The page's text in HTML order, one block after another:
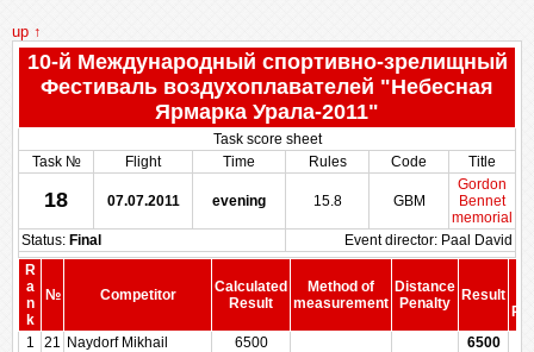
up ↑
10-й Международный спортивно-зрелищный
Фестиваль воздухоплавателей "Небесная
Ярмарка Урала-2011"
Task score sheet
Task №
Flight Time Rules Code Title
18 07.07.2011 evening 15.8 GBM
Gordon
Bennet
memorial
Status: Final
Event director: Paal David
R
a
n
k
№ Competitor
Calculated
Result
Method of
measurement
Distance
Penalty
Result
1
21 Naydorf Mikhail 6500
6500